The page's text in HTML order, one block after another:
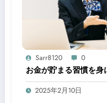
Sarr8120 0
お金が貯まる習慣を身
2025年2月10日